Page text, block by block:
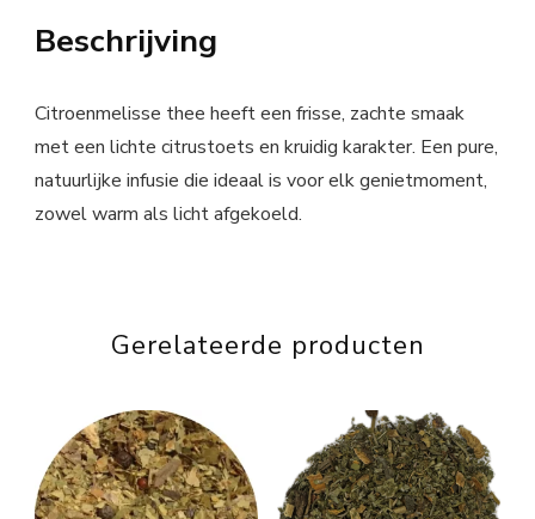
Beschrijving
Citroenmelisse thee heeft een frisse, zachte smaak
met een lichte citrustoets en kruidig karakter. Een pure,
natuurlijke infusie die ideaal is voor elk genietmoment,
zowel warm als licht afgekoeld.
Gerelateerde producten